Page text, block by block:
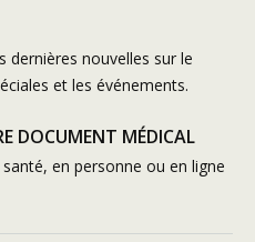
dernières nouvelles sur le
et les événements.
DOCUMENT MÉDICAL
en personne ou en ligne